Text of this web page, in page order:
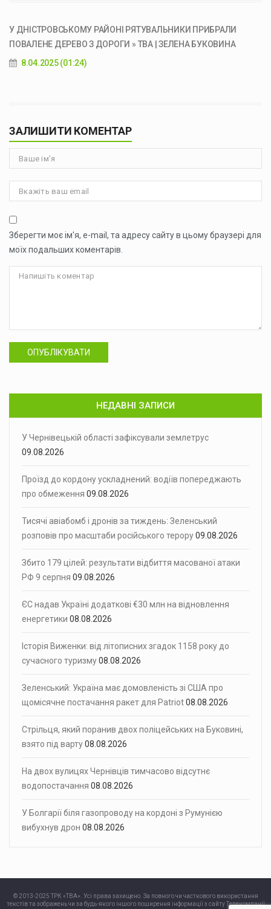
У ДНІСТРОВСЬКОМУ РАЙОНІ РЯТУВАЛЬНИКИ ПРИБРАЛИ
ПОВАЛЕНЕ ДЕРЕВО З ДОРОГИ » ТВА | ЗЕЛЕНА БУКОВИНА
8.04.2025 (01:24)
ЗАЛИШИТИ КОМЕНТАР
Зберегти моє ім'я, e-mail, та адресу сайту в цьому браузері для
моїх подальших коментарів.
ОПУБЛІКУВАТИ
НЕДАВНІ ЗАПИСИ
У Чернівецькій області зафіксували землетрус
09.08.2026
Проїзд до кордону ускладнений: водіїв попереджають
про обмеження 09.08.2026
Тисячі авіабомб і дронів за тиждень: Зеленський
розповів про масштаби російського терору09.08.2026
Збито 179 цілей: результати відбиття масованої атаки
РФ 9 серпня 09.08.2026
ЄС надав Україні додаткові €30 млн на відновлення
енергетики 08.08.2026
Історія Виженки: від літописних згадок 1158 року до
сучасного туризму08.08.2026
Зеленський: Україна має домовленість зі США про
щомісячне постачання ракет для Patriot08.08.2026
Стрільця, який поранив двох поліцейських на Буковині,
взято під варту08.08.2026
На двох вулицях Чернівців тимчасово відсутнє
водопостачання 08.08.2026
У Болгарії біля газопроводу на кордоні з Румунією
вибухнув дрон 08.08.2026
© 2013-2025 ТРК «ТВА». Усі права захищено. За повного чи часткового використання
текстів та зображень чи за будь-якого іншого поширення інформації з сайту Телекомпанії